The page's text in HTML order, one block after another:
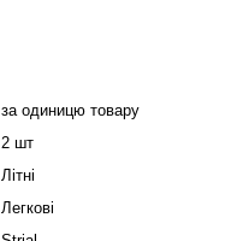
за одиницю товару
2 шт
Літні
Легкові